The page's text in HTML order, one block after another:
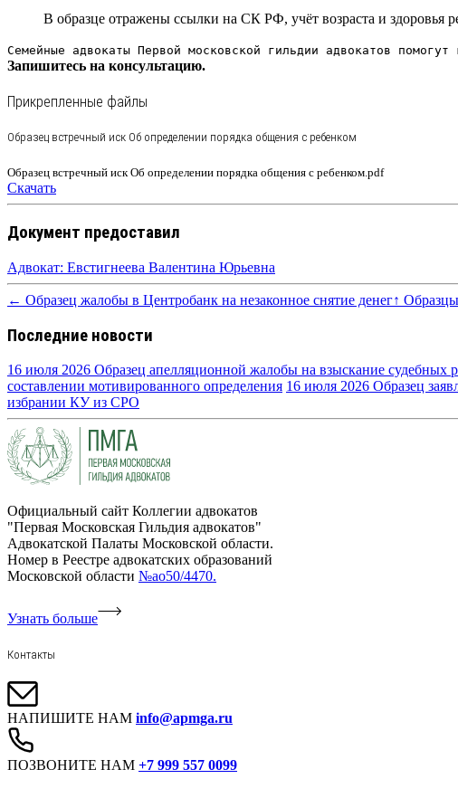
В образце отражены ссылки на СК РФ, учёт возраста и здоровья
Семейные адвокаты Первой московской гильдии адвокатов
Запишитесь на консультацию.
Прикрепленные файлы
Образец встречный иск Об определении порядка общения с ребенком
Образец встречный иск Об определении порядка общения с ребенком.pdf
Скачать
Документ предоставил
Адвокат: Евстигнеева Валентина Юрьевна
← Образец жалобы в Центробанк на незаконное снятие денег↑
Последние новости
16 июля 2026 Образец апелляционной жалобы на взыскание судебных
составлении мотивированного определения 16 июля 2026 Образец
избрании КУ из СРО
Официальный сайт Коллегии адвокатов
"Первая Московская Гильдия адвокатов"
Адвокатской Палаты Московской области.
Номер в Реестре адвокатских образований
Московской области №ао50/4470.
Узнать больше
Контакты
НАПИШИТЕ НАМ info@apmga.ru
ПОЗВОНИТЕ НАМ +7 999 557 0099